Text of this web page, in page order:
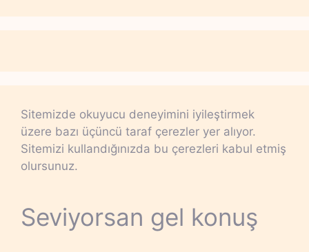
Sitemizde okuyucu deneyimini iyileştirmek
üzere bazı üçüncü taraf çerezler yer alıyor.
Sitemizi kullandığınızda bu çerezleri kabul etmiş
olursunuz.
Seviyorsan gel konuş